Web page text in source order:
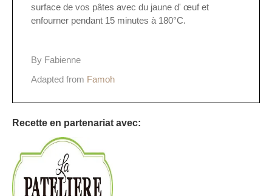
surface de vos pâtes avec du jaune d' œuf et
enfourner pendant 15 minutes à 180°C.
By Fabienne
Adapted from Famoh
Recette en partenariat avec: